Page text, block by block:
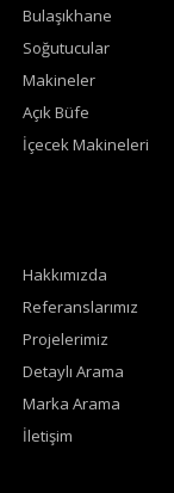
Bulaşıkhane
Soğutucular
Makineler
Açık Büfe
İçecek Makineleri
Hakkımızda
Referanslarımız
Projelerimiz
Detaylı Arama
Marka Arama
İletişim